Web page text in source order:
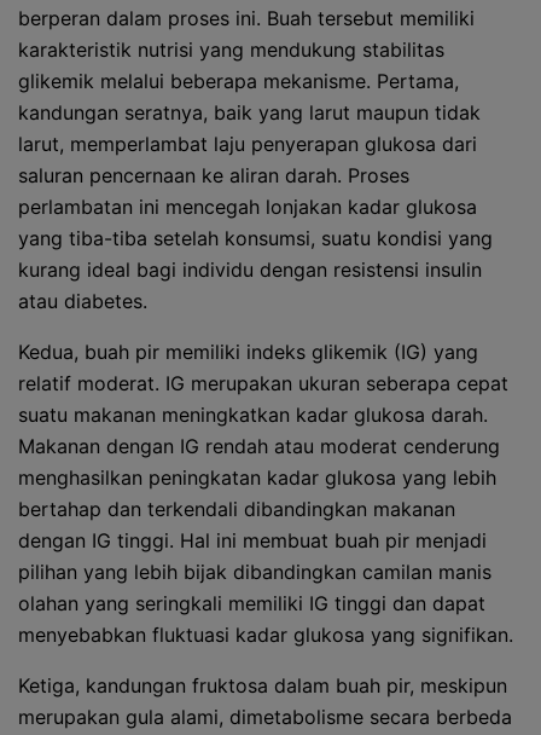
berperan dalam proses ini. Buah tersebut memiliki
karakteristik nutrisi yang mendukung stabilitas
glikemik melalui beberapa mekanisme. Pertama,
kandungan seratnya, baik yang larut maupun tidak
larut, memperlambat laju penyerapan glukosa dari
saluran pencernaan ke aliran darah. Proses
perlambatan ini mencegah lonjakan kadar glukosa
yang tiba-tiba setelah konsumsi, suatu kondisi yang
kurang ideal bagi individu dengan resistensi insulin
atau diabetes.
Kedua, buah pir memiliki indeks glikemik (IG) yang
relatif moderat. IG merupakan ukuran seberapa cepat
suatu makanan meningkatkan kadar glukosa darah.
Makanan dengan IG rendah atau moderat cenderung
menghasilkan peningkatan kadar glukosa yang lebih
bertahap dan terkendali dibandingkan makanan
dengan IG tinggi. Hal ini membuat buah pir menjadi
pilihan yang lebih bijak dibandingkan camilan manis
olahan yang seringkali memiliki IG tinggi dan dapat
menyebabkan fluktuasi kadar glukosa yang signifikan.
Ketiga, kandungan fruktosa dalam buah pir, meskipun
merupakan gula alami, dimetabolisme secara berbeda